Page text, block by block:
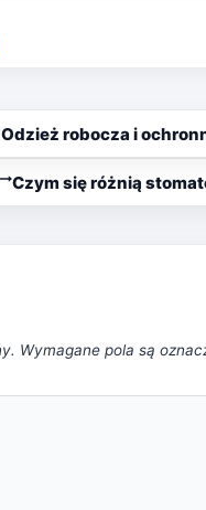
Odzież robocza i
Czym się różnią
Wymagane pola są